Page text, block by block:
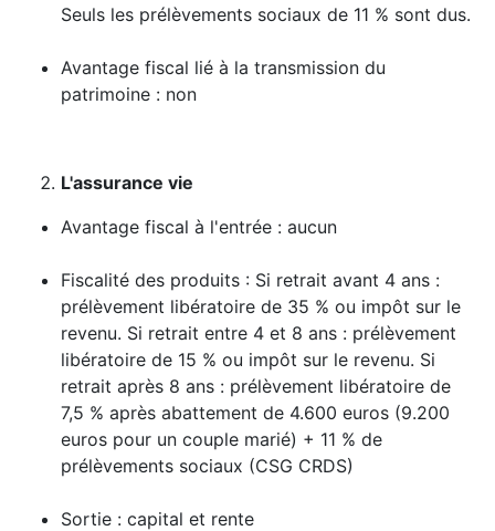
Seuls les prélèvements sociaux de 11 % sont dus.
Avantage fiscal lié à la transmission du
patrimoine : non
L'assurance vie
Avantage fiscal à l'entrée : aucun
Fiscalité des produits : Si retrait avant 4 ans :
prélèvement libératoire de 35 % ou impôt sur le
revenu. Si retrait entre 4 et 8 ans : prélèvement
libératoire de 15 % ou impôt sur le revenu. Si
retrait après 8 ans : prélèvement libératoire de
7,5 % après abattement de 4.600 euros (9.200
euros pour un couple marié) + 11 % de
prélèvements sociaux (CSG CRDS)
Sortie : capital et rente